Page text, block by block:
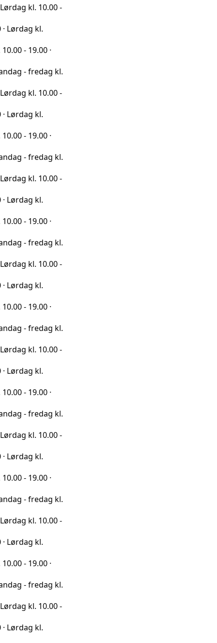
10.00 -
kl.
·
kl.
10.00 -
kl.
·
kl.
10.00 -
kl.
·
kl.
10.00 -
kl.
·
kl.
10.00 -
kl.
·
kl.
10.00 -
kl.
·
kl.
10.00 -
kl.
·
kl.
10.00 -
kl.